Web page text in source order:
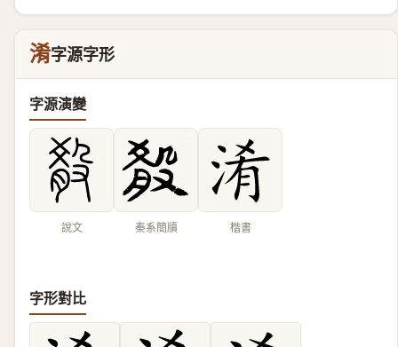
淆字源字形
字源演變
說文 秦系簡牘 楷書
字形對比